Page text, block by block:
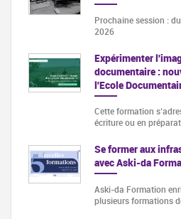
Prochaine session :
2026
Expérimenter
documentaire :
l'Ecole
Cette formation
écriture ou en
Se former aux
avec Aski-da
Aski-da Formation
plusieurs formations